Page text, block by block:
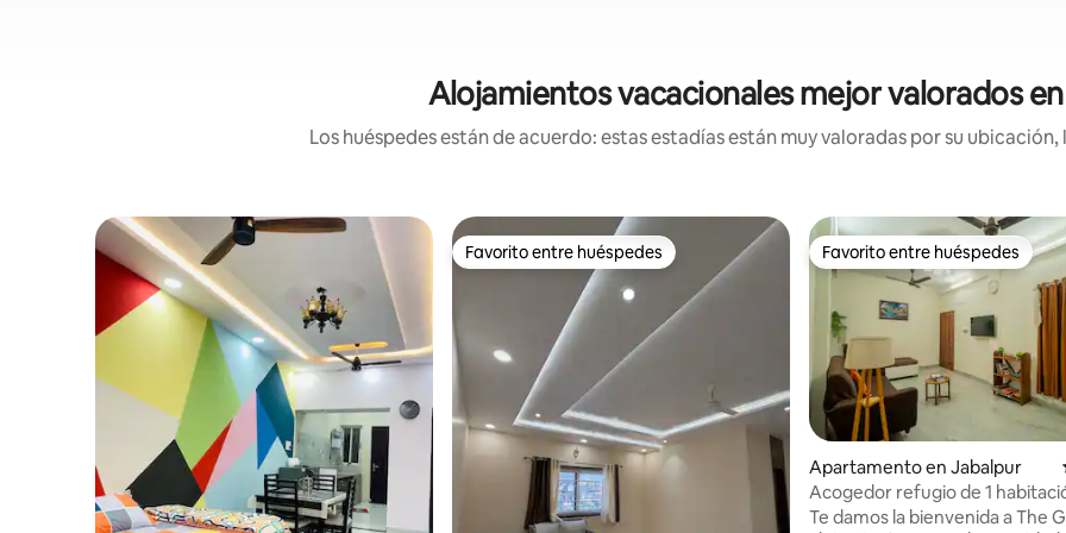
Alojamientos vacacionales mejor valorados
Los huéspedes están de acuerdo: estas estadías están muy valoradas por su
Favorito entre huéspedes
Favorito entre huéspedes Favorito entre huéspedes
Favorito entre huéspedes
Apartamento en Jabalpur
Acogedor refugio de 1
Jabalpur | The Gharrr Stay
Te damos la bienvenida a The